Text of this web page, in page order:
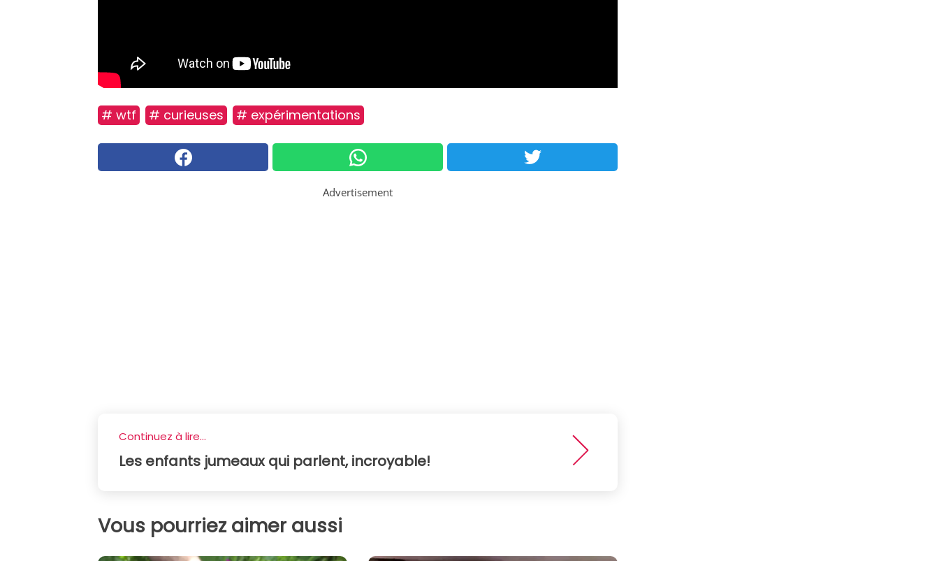
# wtf # curieuses # expérimentations
Advertisement
Continuez à lire...
Les enfants jumeaux qui parlent, incroyable!
Vous pourriez aimer aussi